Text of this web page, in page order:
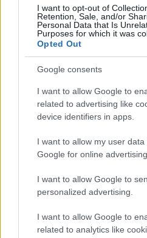
I want to opt-out of
Retention, Sale, and/or
Personal Data that Is
Purposes for which it was
Opted Out
Google consents
I want to allow Google to
related to advertising like
device identifiers in apps.
I want to allow my user
Google for online
I want to allow Google to
personalized advertising.
I want to allow Google to
related to analytics like
Μικρασιατικής Καταστροφής
1/07/2025 - 8:15μμ
ΓΕΝΟΚΤΟΝΙΑ